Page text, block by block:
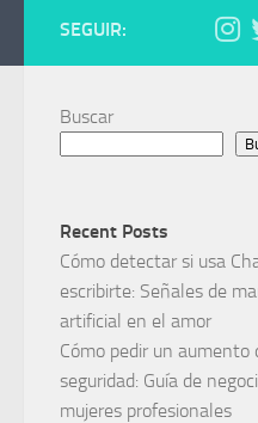
SEGUIR:
Buscar
Recent Posts
Cómo detectar si usa
escribirte: Señales de
artificial en el amor
Cómo pedir un aumento
seguridad: Guía de
mujeres profesionales